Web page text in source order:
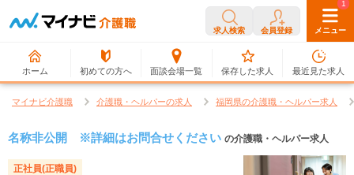
求人検索 会員登録 メニュー
ホーム 初めての方へ 面談会場一覧
0
保存した求人
1
最近見た求人
マイナビ介護職 介護職・ヘルパーの求人 福岡県の介護職・ヘルパー求人
名称非公開 ※詳細はお問合せください の介護職・ヘルパー求人
正社員(正職員)